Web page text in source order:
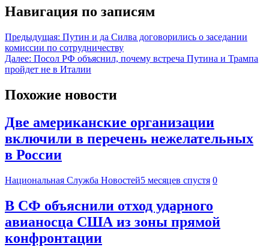
Навигация по записям
Предыдущая: Путин и да Силва договорились о заседании
комиссии по сотрудничеству
Далее: Посол РФ объяснил, почему встреча Путина и Трампа
пройдет не в Италии
Похожие новости
Две американские организации
включили в перечень нежелательных
в России
Национальная Служба Новостей5 месяцев спустя 0
В СФ объяснили отход ударного
авианосца США из зоны прямой
конфронтации